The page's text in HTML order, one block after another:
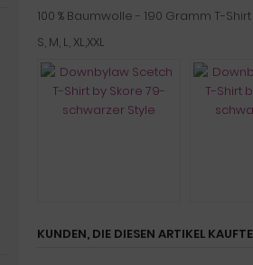
100 % Baumwolle - 190 Gramm T-Shirt
S, M, L, XL,XXL
KUNDEN, DIE DIESEN ARTIKEL